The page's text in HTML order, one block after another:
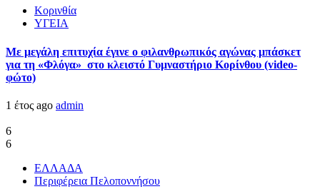
Κορινθία
ΥΓΕΙΑ
Με μεγάλη επιτυχία έγινε ο φιλανθρωπικός αγώνας μπάσκετ
για τη «Φλόγα» στο κλειστό Γυμναστήριο Κορίνθου (video-
φώτο)
1 έτος ago admin
6
6
ΕΛΛΑΔΑ
Περιφέρεια Πελοποννήσου